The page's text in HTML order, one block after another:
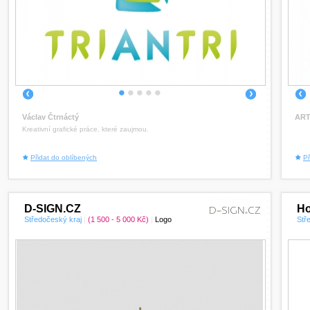
Václav Čtrnáctý
Kreativní grafické práce, které zaujmou.
Přidat do oblíbených
D-SIGN.CZ
Středočeský kraj | (1 500 - 5 000 Kč) | Logo